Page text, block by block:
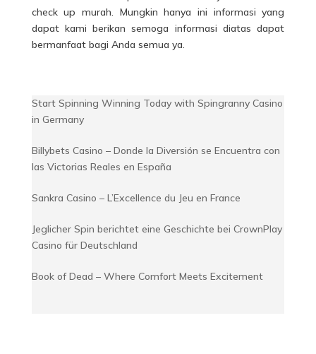
check up murah. Mungkin hanya ini informasi yang
dapat kami berikan semoga informasi diatas dapat
bermanfaat bagi Anda semua ya.
Start Spinning Winning Today with Spingranny Casino
in Germany
Billybets Casino – Donde la Diversión se Encuentra con
las Victorias Reales en España
Sankra Casino – L’Excellence du Jeu en France
Jeglicher Spin berichtet eine Geschichte bei CrownPlay
Casino für Deutschland
Book of Dead – Where Comfort Meets Excitement